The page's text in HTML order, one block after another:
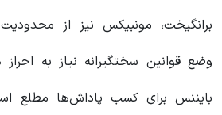
برانگیخت، مونبیکس نیز از
وضع قوانین سختگیرانه نیاز به
بایننس برای کسب پاداش‌ها مطلع